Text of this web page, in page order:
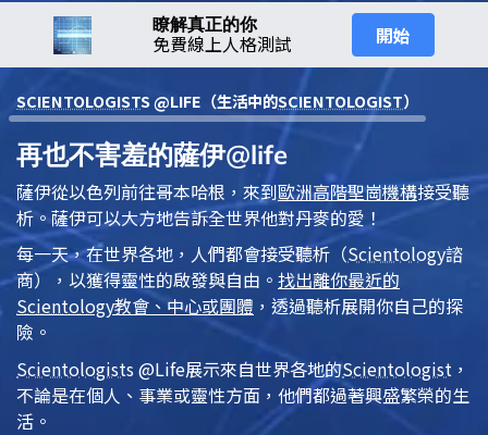
瞭解真正的你
免費線上人格測試 開始
SCIENTOLOGISTS @LIFE（生活中的SCIENTOLOGIST）
再也不害羞的薩伊@life
薩伊從以色列前往哥本哈根，來到歐洲高階聖崗機構接受聽
析 。薩伊可以大方地告訴全世界他對丹麥的愛！
每一天，在世界各地，人們都會接受聽析 （Scientology諮
商），以獲得靈性的啟發與自由。 找出離你最近的
Scientology教會、中心或團體 ，透過聽析展開你自己的探
險。
Scientologists @Life展示來自世界各地的Scientologist ，
不論是在個人、事業或靈性方面，他們都過著興盛繁榮的生
活。